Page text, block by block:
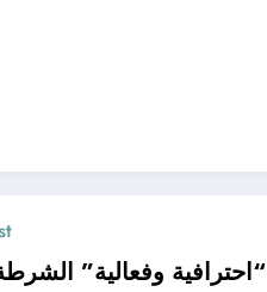
“احترافية وفعالية”